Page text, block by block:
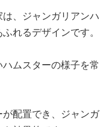
、ジャンガリアンハ
れるデザインです。
ムスターの様子を常
配置でき、ジャンガ